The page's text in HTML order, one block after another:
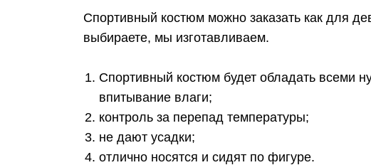
Спортивный костюм можно заказать как для
выбираете, мы изготавливаем.
Спортивный костюм будет обладать всеми
впитывание влаги;
контроль за перепад температуры;
не дают усадки;
отлично носятся и сидят по фигуре.